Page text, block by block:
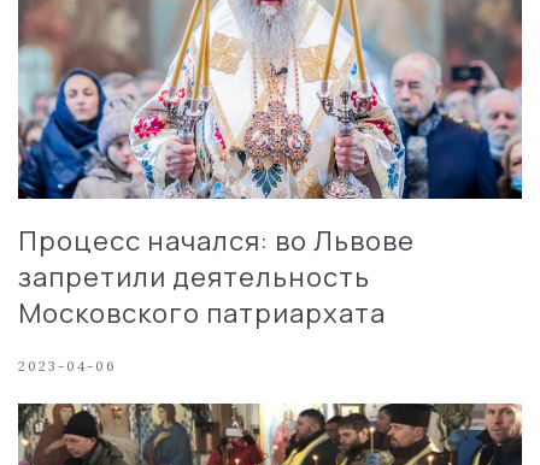
Процесс начался: во Львове
запретили деятельность
Московского патриархата
2023-04-06